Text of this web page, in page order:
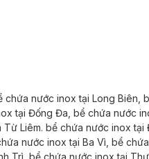
chứa nước inox tại Long Biên,
tại Đống Đa, bể chứa nước
Từ Liêm. bể chứa nước inox tại
nước inox tại Ba Vì, bể
Trì, bể chứa nước inox tại